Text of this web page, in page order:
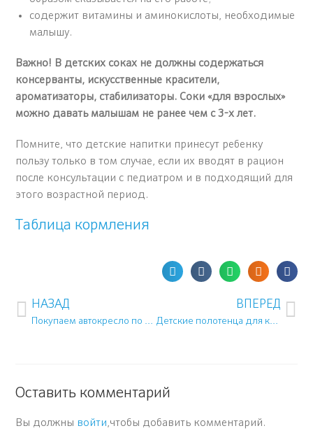
содержит витамины и аминокислоты, необходимые
малышу.
Важно! В детских соках не должны содержаться
консерванты, искусственные красители,
ароматизаторы, стабилизаторы. Соки «для взрослых»
можно давать малышам не ранее чем с 3-х лет.
Помните, что детские напитки принесут ребенку
пользу только в том случае, если их вводят в рацион
после консультации с педиатром и в подходящий для
этого возрастной период.
Таблица кормления
НАЗАД
Покупаем автокресло по возрасту ребенка
ВПЕРЕД
Детские полотенца для купания
Оставить комментарий
Вы должны войти,чтобы добавить комментарий.